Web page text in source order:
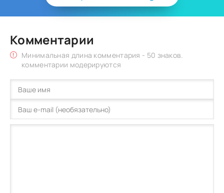
Комментарии
Минимальная длина комментария - 50 знаков.
комментарии модерируются